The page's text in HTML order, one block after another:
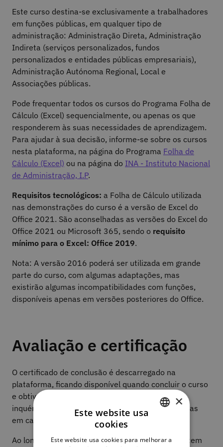
Este curso destina-se exclusivamente a trabalhadores
em funções públicas, em qualquer tipo de
administração: Administração Direta, Administração
Indireta (serviços personalizados, fundos
personalizados e entidades públicas empresariais),
Administração Autónoma Regional, Local e
Associações públicas.
Pode frequentar todos os cursos do Programa Folha de
Cálculo (Excel) sequencialmente, ou apenas os que
responderem às suas necessidades de aprendizagem.
Para ajudar à sua decisão, informe-se sobre os cursos
nesta plataforma, na página do Programa Folha de
Cálculo (Excel) ou na página do INA - Instituto Nacional
de Administração, I.P.
Requisitos tecnológicos: a Folha de Cálculo utilizada
nas demonstrações do curso é a versão de Excel do
Office 2021. São aconselhadas as versões do Excel do
Office 2021 ou Microsoft 365, sendo o requisito
mínimo para o Excel: Office 2019.
Nota: A versão 2016 poderá ser utilizada em grande
parte do curso, com algumas adaptações, mas
existirão algumas incompatibilidades com funções,
disponíveis apenas em versões posteriores do Office.
Avaliação e certificação
O certificado de conclusão é descarregado na
plataforma, ficando disponível quando concluir o curso
e obtiver uma classificação mínima de 50% no
inquérito de avaliação final (3 tentativas permitidas
em cada questão).
Ao longo do curso encontra atividades que permitem
×
Este website usa
cookies
Este website usa cookies para melhorar a